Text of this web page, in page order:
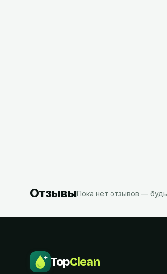
ОтзывыПока нет отзывов —
TopClean